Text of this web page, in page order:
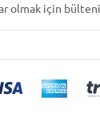
olmak için